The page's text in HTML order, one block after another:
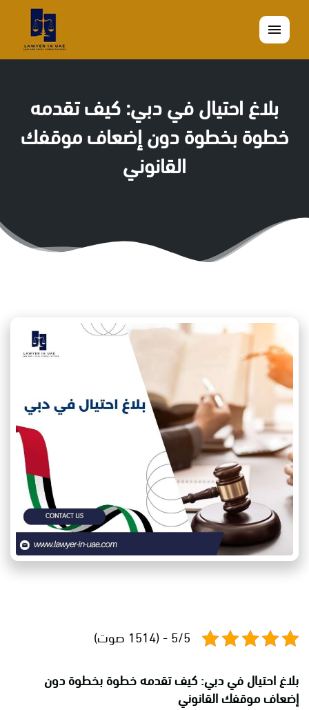
القائمة
بلاغ احتيال في دبي: كيف تقدمه
خطوة بخطوة دون إضعاف موقفك
القانوني
5/5 - (1514 صوت)
بلاغ احتيال في دبي: كيف تقدمه خطوة بخطوة دون
إضعاف موقفك القانوني